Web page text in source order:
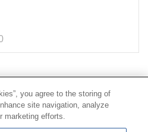
|Zona Privada Comisión de
|Zona Privada Proveedor
you agree to the storing of
site navigation, analyze
marketing efforts.